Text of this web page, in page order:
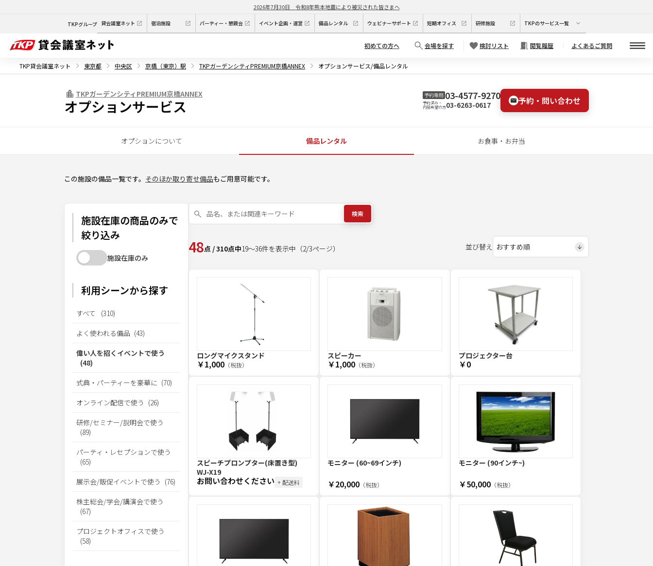
2026年7月30日 令和8年熊本地震により被災された皆さまへ
TKPグループ 貸会議室ネット 宿泊施設 パーティー・懇親会 イベント企画・運営 備品レンタル ウェビナーサポート 短期オフィス 研修施設 TKPのサービス一覧
初めての方へ 会場を探す 検討リスト 閲覧履歴 よくあるご質問
TKP貸会議室ネット 東京都 中央区 京橋（東京）駅 TKPガーデンシティPREMIUM京橋ANNEX オプションサービス/備品レンタル
TKPガーデンシティPREMIUM京橋ANNEX
オプションサービス
予約専用 03-4577-9270
予約済み・
内見希望の方03-6263-0617 予約・問い合わせ
オプションについて 備品レンタル お食事・お弁当
この施設の備品一覧です。 そのほか取り寄せ備品もご用意可能です。
施設在庫の商品のみで
絞り込み
施設在庫のみ
利用シーンから探す
すべて (310)
よく使われる備品 (43)
偉い人を招くイベントで使う
(48)
式典・パーティーを豪華に (70)
オンライン配信で使う (26)
研修/セミナー/説明会で使う
(89)
パーティ・レセプションで使う
(65)
展示会/販促イベントで使う (76)
株主総会/学会/講演会で使う
(67)
プロジェクトオフィスで使う
(58)
検索
48点 /310点中19～36件を表示中 （2/3ページ） 並び替え
ロングマイクスタンド
￥1,000 （税抜）
スピーカー
￥1,000 （税抜）
プロジェクター台
￥0
スピーチプロンプター(床置き型)
WJ-X19
お問い合わせください + 配送料
モニター (60~69インチ)
￥20,000 （税抜）
モニター (90インチ~)
￥50,000（税抜）